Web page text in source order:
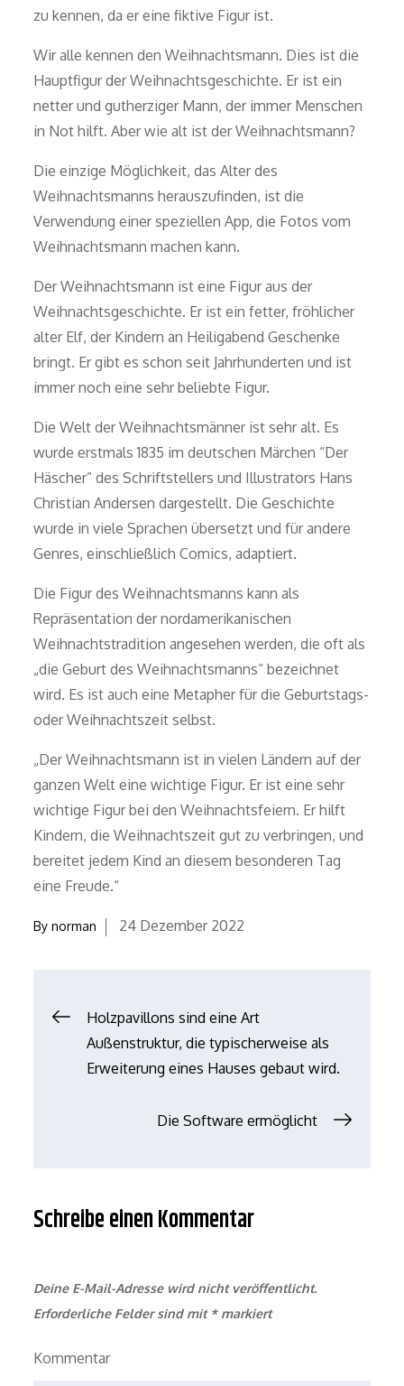
zu kennen, da er eine fiktive Figur ist.
Wir alle kennen den Weihnachtsmann. Dies ist die
Hauptfigur der Weihnachtsgeschichte. Er ist ein
netter und gutherziger Mann, der immer Menschen
in Not hilft. Aber wie alt ist der Weihnachtsmann?
Die einzige Möglichkeit, das Alter des
Weihnachtsmanns herauszufinden, ist die
Verwendung einer speziellen App, die Fotos vom
Weihnachtsmann machen kann.
Der Weihnachtsmann ist eine Figur aus der
Weihnachtsgeschichte. Er ist ein fetter, fröhlicher
alter Elf, der Kindern an Heiligabend Geschenke
bringt. Er gibt es schon seit Jahrhunderten und ist
immer noch eine sehr beliebte Figur.
Die Welt der Weihnachtsmänner ist sehr alt. Es
wurde erstmals 1835 im deutschen Märchen “Der
Häscher” des Schriftstellers und Illustrators Hans
Christian Andersen dargestellt. Die Geschichte
wurde in viele Sprachen übersetzt und für andere
Genres, einschließlich Comics, adaptiert.
Die Figur des Weihnachtsmanns kann als
Repräsentation der nordamerikanischen
Weihnachtstradition angesehen werden, die oft als
„die Geburt des Weihnachtsmanns“ bezeichnet
wird. Es ist auch eine Metapher für die Geburtstags-
oder Weihnachtszeit selbst.
„Der Weihnachtsmann ist in vielen Ländern auf der
ganzen Welt eine wichtige Figur. Er ist eine sehr
wichtige Figur bei den Weihnachtsfeiern. Er hilft
Kindern, die Weihnachtszeit gut zu verbringen, und
bereitet jedem Kind an diesem besonderen Tag
eine Freude.“
Bynorman
Posted
24 Dezember 2022
Beitrags-
Navigation
Holzpavillons sind eine Art
Außenstruktur, die typischerweise als
Erweiterung eines Hauses gebaut wird.
Die Software ermöglicht
Schreibe einen Kommentar
Deine E-Mail-Adresse wird nicht veröffentlicht.
Erforderliche Felder sind mit *markiert
Kommentar